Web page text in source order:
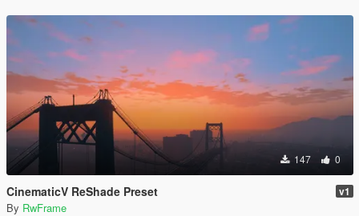
147 0
CinematicV ReShade Preset v1
By RwFrame